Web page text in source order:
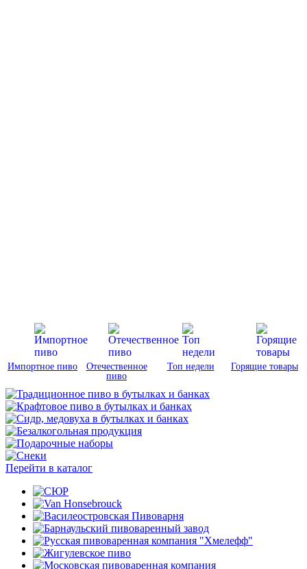
Импортное пиво
Отечественное
пиво
Топ недели Горящие товары
Перейти в каталог